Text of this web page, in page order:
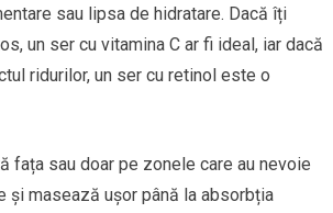
sau lipsa de hidratare. Dacă îți
un ser cu vitamina C ar fi ideal, iar dacă
ridurilor, un ser cu retinol este o
fața sau doar pe zonele care au nevoie
și masează ușor până la absorbția